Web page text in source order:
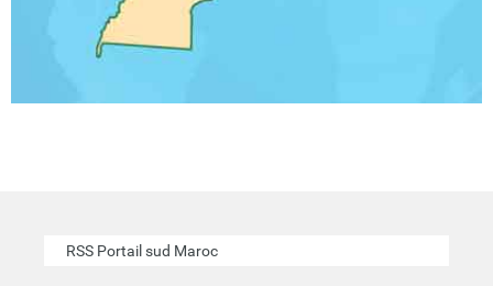
RSS Portail sud Maroc